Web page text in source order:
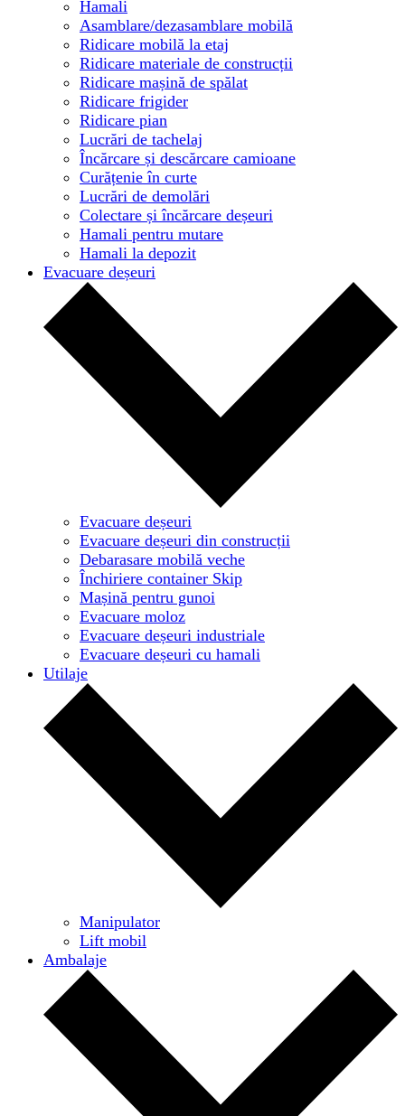
Hamali
Asamblare/dezasamblare mobilă
Ridicare mobilă la etaj
Ridicare materiale de construcții
Ridicare mașină de spălat
Ridicare frigider
Ridicare pian
Lucrări de tachelaj
Încărcare și descărcare camioane
Curățenie în curte
Lucrări de demolări
Colectare și încărcare deșeuri
Hamali pentru mutare
Hamali la depozit
Evacuare deșeuri
Evacuare deșeuri
Evacuare deșeuri din construcții
Debarasare mobilă veche
Închiriere container Skip
Mașină pentru gunoi
Evacuare moloz
Evacuare deșeuri industriale
Evacuare deșeuri cu hamali
Utilaje
Manipulator
Lift mobil
Ambalaje